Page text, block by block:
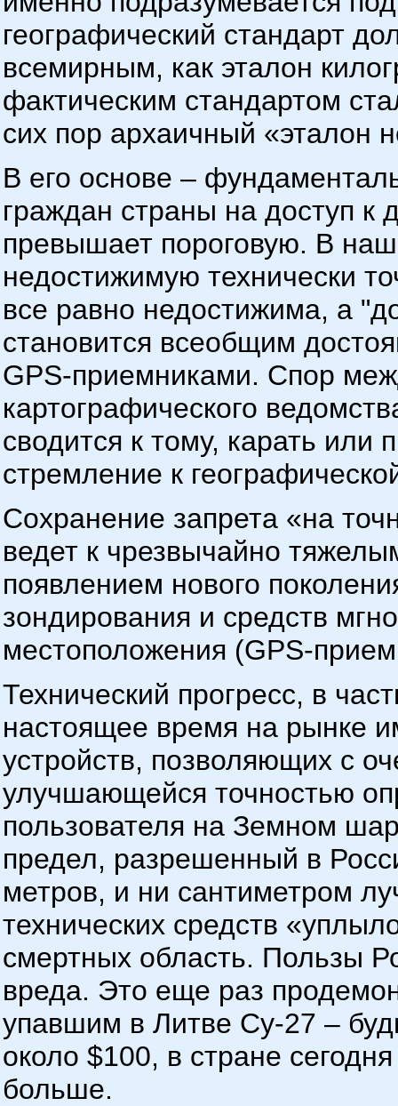
географический стандарт
всемирным, как эталон
фактическим стандартом
сих пор архаичный «эталон
В его основе –
граждан страны на доступ к
превышает пороговую. В
недостижимую технически
все равно недостижима, а
становится всеобщим
GPS-приемниками. Спор
картографического
сводится к тому, карать или
стремление к
Сохранение запрета «на
ведет к чрезвычайно
появлением нового
зондирования и средств
местоположения (GPS-
Технический прогресс, в
настоящее время на рынке
устройств, позволяющих с
улучшающейся точностью
пользователя на Земном
предел, разрешенный в
метров, и ни сантиметром
технических средств
смертных область. Пользы
вреда. Это еще раз
упавшим в Литве Су-27 –
около $100, в стране
больше.